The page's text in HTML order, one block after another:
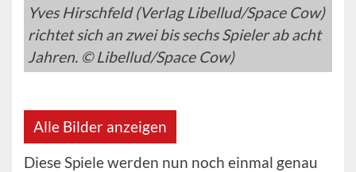
Yves Hirschfeld (Verlag Libellud/Space Cow)
richtet sich an zwei bis sechs Spieler ab acht
Jahren. © Libellud/Space Cow)
Alle Bilder anzeigen
Diese Spiele werden nun noch einmal genau